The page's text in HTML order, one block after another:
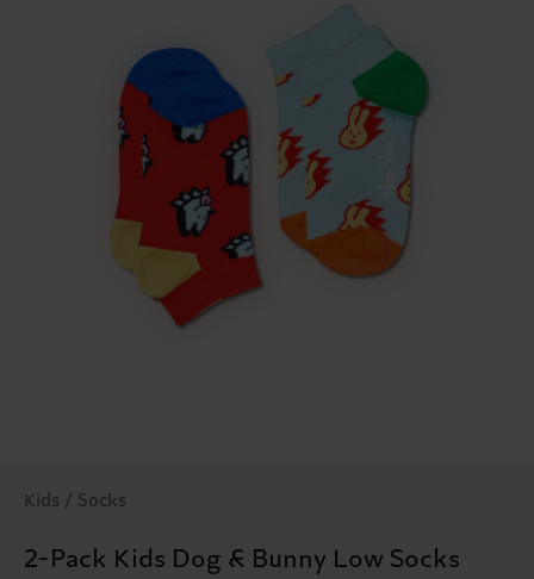
Kids / Socks
2-Pack Kids Dog & Bunny Low Socks